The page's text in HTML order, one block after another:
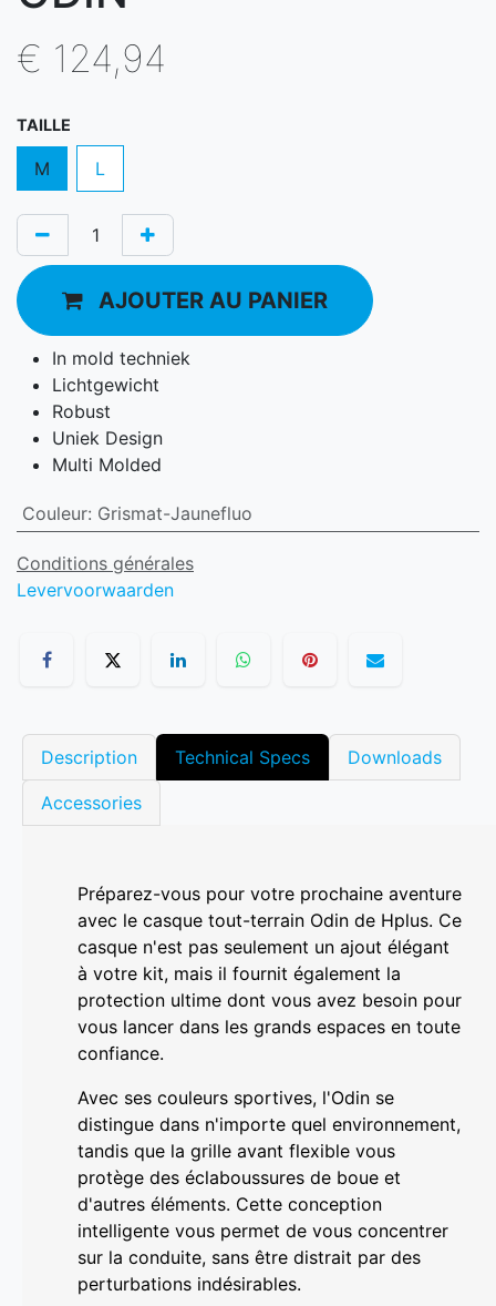
€ 124,94
TAILLE
M L
AJOUTER AU PANIER
In mold techniek
Lichtgewicht
Robust
Uniek Design
Multi Molded
Couleur: Grismat-Jaunefluo
Conditions générales
Levervoorwaarden
Description Technical Specs Downloads
Accessories
Préparez-vous pour votre prochaine aventure
avec le casque tout-terrain Odin de Hplus. Ce
casque n'est pas seulement un ajout élégant
à votre kit, mais il fournit également la
protection ultime dont vous avez besoin pour
vous lancer dans les grands espaces en toute
confiance.
Avec ses couleurs sportives, l'Odin se
distingue dans n'importe quel environnement,
tandis que la grille avant flexible vous
protège des éclaboussures de boue et
d'autres éléments. Cette conception
intelligente vous permet de vous concentrer
sur la conduite, sans être distrait par des
perturbations indésirables.